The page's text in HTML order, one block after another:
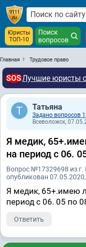
Юристы
ТОП-10
Поиск
вопросов
Главная Трудовое право
SOSЛучшие юристы
Татьяна
Задано вопросов 1
Всеволожск,
Я медик,
на период с 06.
Вопрос №17329698 из г.
опубликован
Я медик, 65+.имею
период с 06. 05 по
Ответить